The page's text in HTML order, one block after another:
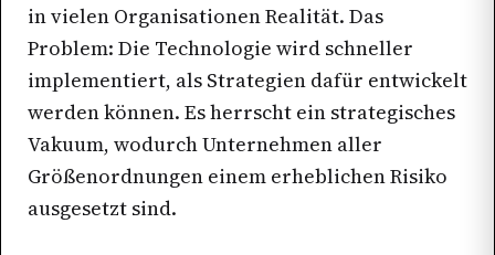
in vielen Organisationen Realität. Das
Problem: Die Technologie wird schneller
implementiert, als Strategien dafür entwickelt
werden können. Es herrscht ein strategisches
Vakuum, wodurch Unternehmen aller
Größenordnungen einem erheblichen Risiko
ausgesetzt sind.